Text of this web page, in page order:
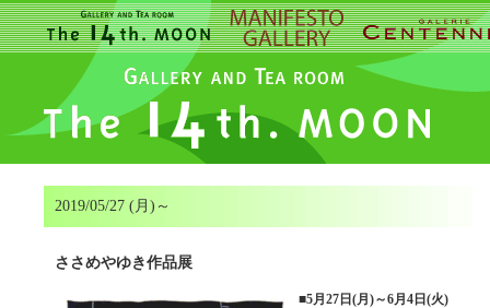
2019/05/27 (月)～
ささめやゆき作品展
■5月27日(月)～6月4日(火)